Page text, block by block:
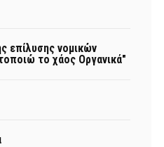
επίλυσης νομικών
το χάος Οργανικά"